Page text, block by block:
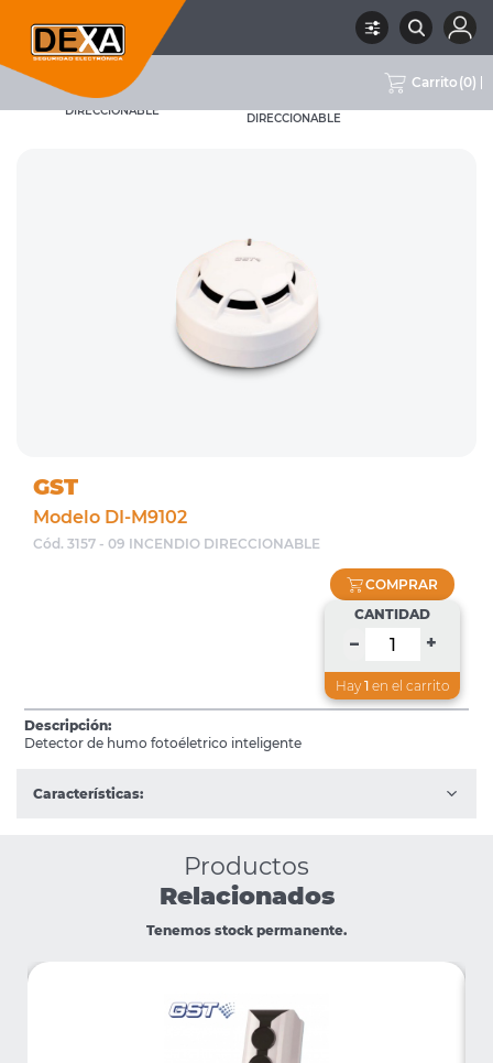
Carrito (0)
09 INCENDIO
DIRECCIONABLE
DIRECCIONABLE
GST
Modelo DI-M9102
Cód. 3157 - 09 INCENDIO DIRECCIONABLE
COMPRAR
CANTIDAD
– +
Hay 1 en el carrito
Descripción:
Detector de humo fotoéletrico inteligente
Características:
Productos
Relacionados
Tenemos stock permanente.